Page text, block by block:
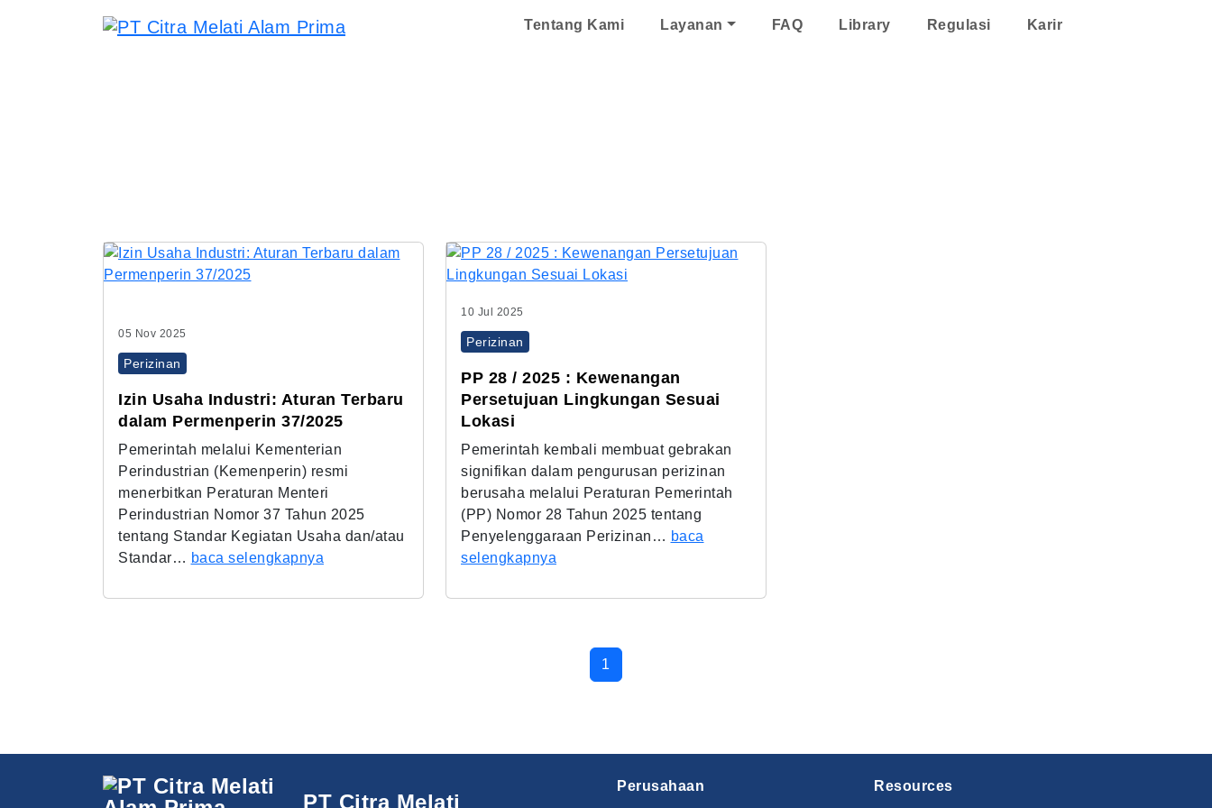
Tentang Kami Layanan FAQ Library Regulasi Karir
05 Nov 2025
Perizinan
Izin Usaha Industri: Aturan Terbaru
dalam Permenperin 37/2025
Pemerintah melalui Kementerian
Perindustrian (Kemenperin) resmi
menerbitkan Peraturan Menteri
Perindustrian Nomor 37 Tahun 2025
tentang Standar Kegiatan Usaha dan/atau
Standar… baca selengkapnya
10 Jul 2025
Perizinan
PP 28 / 2025 : Kewenangan
Persetujuan Lingkungan Sesuai
Lokasi
Pemerintah kembali membuat gebrakan
signifikan dalam pengurusan perizinan
berusaha melalui Peraturan Pemerintah
(PP) Nomor 28 Tahun 2025 tentang
Penyelenggaraan Perizinan… baca
selengkapnya
1
PT Citra Melati
Perusahaan Resources